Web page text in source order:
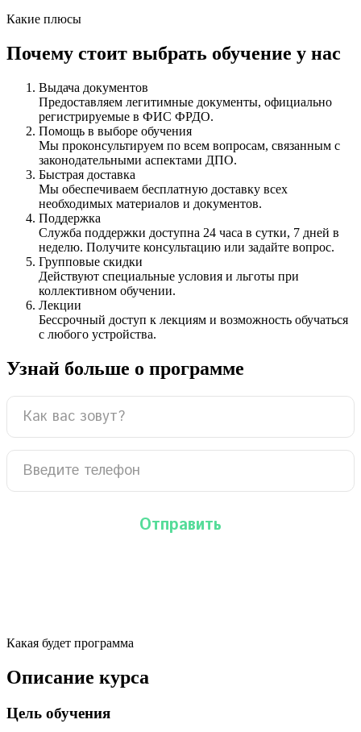
Какие плюсы
Почему стоит выбрать обучение у нас
Выдача документов
Предоставляем легитимные документы, официально
регистрируемые в ФИС ФРДО.
Помощь в выборе обучения
Мы проконсультируем по всем вопросам, связанным с
законодательными аспектами ДПО.
Быстрая доставка
Мы обеспечиваем бесплатную доставку всех
необходимых материалов и документов.
Поддержка
Служба поддержки доступна 24 часа в сутки, 7 дней в
неделю. Получите консультацию или задайте вопрос.
Групповые скидки
Действуют специальные условия и льготы при
коллективном обучении.
Лекции
Бессрочный доступ к лекциям и возможность обучаться
с любого устройства.
Узнай больше о программе
Какая будет программа
Описание курса
Цель обучения